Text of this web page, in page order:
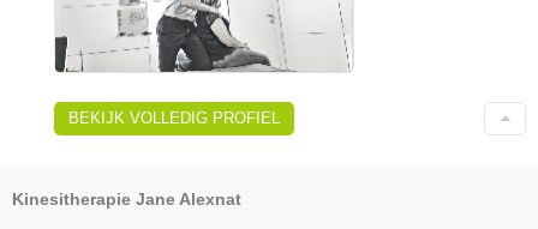
BEKIJK VOLLEDIG PROFIEL
Kinesitherapie Jane Alexnat